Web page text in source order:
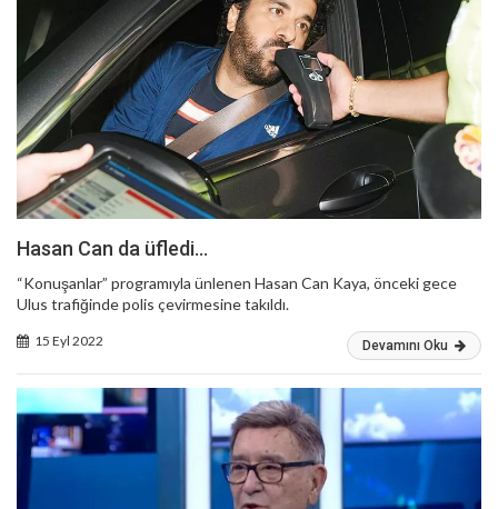
Hasan Can da üfledi…
“Konuşanlar” programıyla ünlenen Hasan Can Kaya, önceki gece
Ulus trafiğinde polis çevirmesine takıldı.
15 Eyl 2022 Devamını Oku